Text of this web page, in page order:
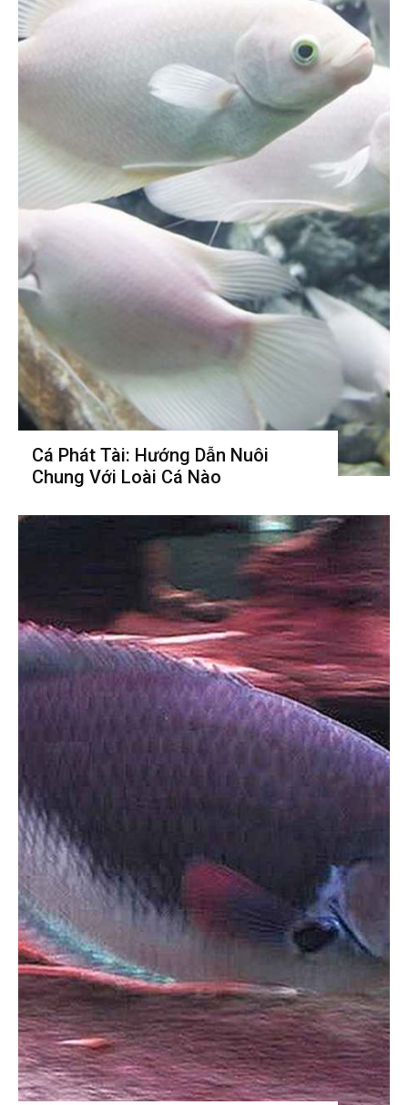
Cá Phát Tài: Hướng Dẫn Nuôi
Chung Với Loài Cá Nào